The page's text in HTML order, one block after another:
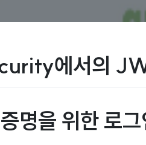
에서의
명을 위한 로그